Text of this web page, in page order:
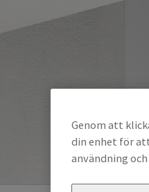
Genom att
din enhet för
användning